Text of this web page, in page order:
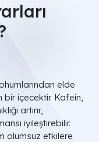
elde
bir içecektir. Kafein,
artırır,
iyileştirebilir.
olumsuz etkilere